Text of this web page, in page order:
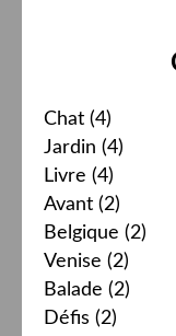
Chat (4)
Jardin (4)
Livre (4)
Avant (2)
Belgique (2)
Venise (2)
Balade (2)
Défis (2)